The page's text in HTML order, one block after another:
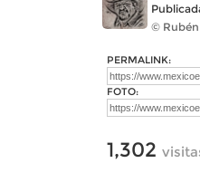
© Rubén
PERMALINK:
FOTO:
1,302